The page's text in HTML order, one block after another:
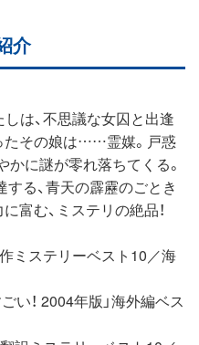
介
は、不思議な女囚と出逢
たその娘は……霊媒。戸惑
かに謎が零れ落ちてくる。
る、青天の霹靂のごとき
富む、ミステリの絶品！
ミステリーベスト10／海
い！ 2004年版」海外編ベス